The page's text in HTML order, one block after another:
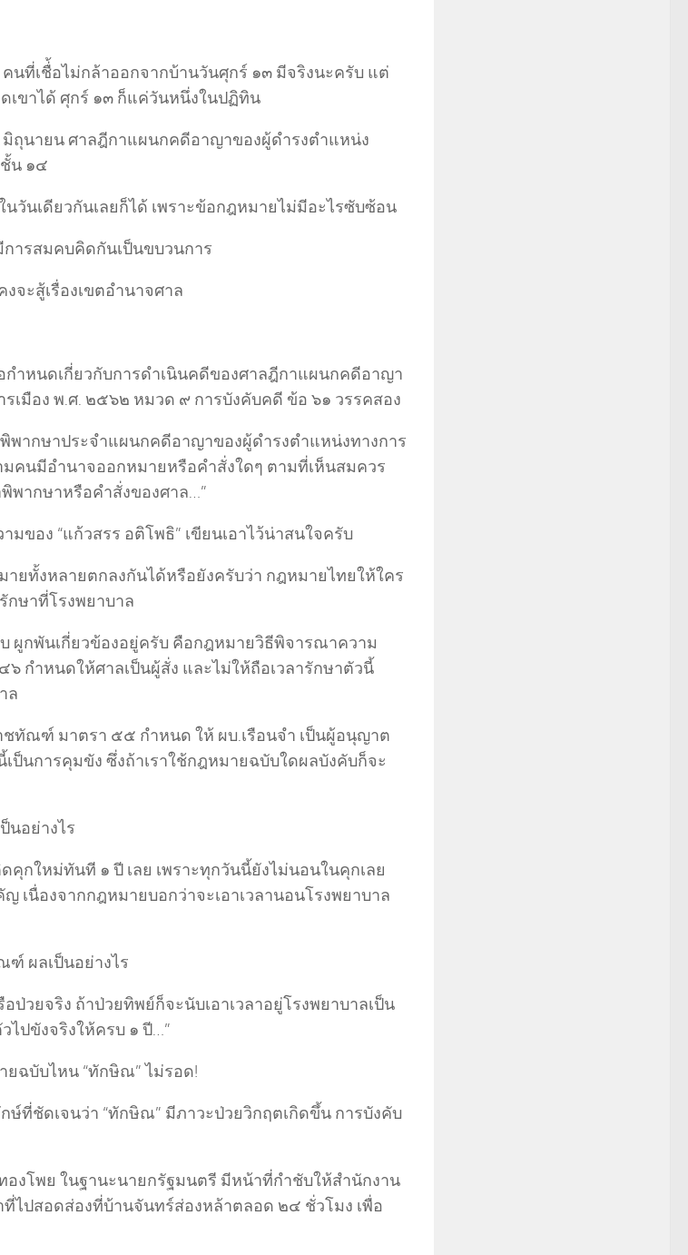
คนที่เชื่้อไม่กล้าออกจากบ้านวันศุกร์ ๑๓ มีจริงนะครับ แต่
เขาได้ ศุกร์ ๑๓ ก็แค่วันหนึ่งในปฏิทิน
ถุนายน ศาลฎีกาแผนกคดีอาญาของผู้ดำรงตำแหน่ง
น ๑๔
วันเดียวกันเลยก็ได้ เพราะข้อกฎหมายไม่มีอะไรซับซ้อน
ารสมคบคิดกันเป็นขบวนการ
จะสู้เรื่องเขตอำนาจศาล
กำหนดเกี่ยวกับการดำเนินคดีของศาลฎีกาแผนกคดีอาญา
เมือง พ.ศ. ๒๕๖๒ หมวด ๙ การบังคับคดี ข้อ ๖๑ วรรคสอง
พากษาประจำแผนกคดีอาญาของผู้ดำรงตำแหน่งทางการ
มคนมีอำนาจออกหมายหรือคำสั่งใดๆ ตามที่เห็นสมควร
พากษาหรือคำสั่งของศาล…”
ของ “แก้วสรร อติโพธิ” เขียนเอาไว้น่าสนใจครับ
ายทั้งหลายตกลงกันได้หรือยังครับว่า กฎหมายไทยให้ใคร
กษาที่โรงพยาบาล
ผูกพันเกี่ยวข้องอยู่ครับ คือกฎหมายวิธีพิจารณาความ
๖ กำหนดให้ศาลเป็นผู้สั่ง และไม่ให้ถือเวลารักษาตัวนี้
ล
ทัณฑ์ มาตรา ๕๕ กำหนด ให้ ผบ.เรือนจำ เป็นผู้อนุญาต
ป็นการคุมขัง ซึ่งถ้าเราใช้กฎหมายฉบับใดผลบังคับก็จะ
นอย่างไร
กใหม่ทันที ๑ ปี เลย เพราะทุกวันนี้ยังไม่นอนในคุกเลย
เนื่องจากกฎหมายบอกว่าจะเอาเวลานอนโรงพยาบาล
ผลเป็นอย่างไร
ป่วยจริง ถ้าป่วยทิพย์ก็จะนับเอาเวลาอยู่โรงพยาบาลเป็น
ไปขังจริงให้ครบ ๑ ปี…”
ฉบับไหน “ทักษิณ” ไม่รอด!
ษ์ที่ชัดเจนว่า “ทักษิณ” มีภาวะป่วยวิกฤตเกิดขึ้น การบังคับ
องโพย ในฐานะนายกรัฐมนตรี มีหน้าที่กำชับให้สำนักงาน
ที่ไปสอดส่องที่บ้านจันทร์ส่องหล้าตลอด ๒๔ ชั่วโมง เพื่อ